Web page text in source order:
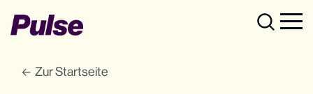
Zur Startseite